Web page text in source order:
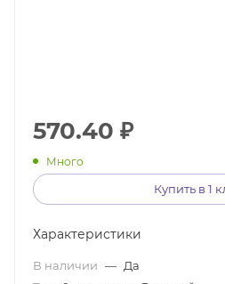
570.40 ₽
Много
Купить в 1
Характеристики
В наличии — Да